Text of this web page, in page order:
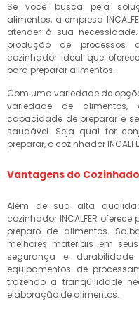
Se você busca pela
alimentos, a empresa
atender à sua
produção de processos
cozinhador ideal que
para preparar alimentos.
Com uma variedade de
variedade de alimentos,
capacidade de preparar e
saudável. Seja qual for
preparar, o cozinhador
Vantagens do Cozinhador
Além de sua alta
cozinhador INCALFER
preparo de alimentos.
melhores materiais em
segurança e
equipamentos de
trazendo a tranquilidade
elaboração de alimentos.